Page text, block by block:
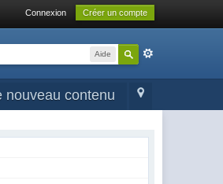
Connexion Créer un compte
Aide
nouveau contenu